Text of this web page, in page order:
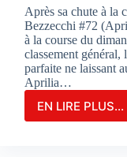
Après sa chute à la
Bezzecchi #72
à la course du
classement général,
parfaite ne laissant
Aprilia…
EN LIRE PLUS...
MARCO